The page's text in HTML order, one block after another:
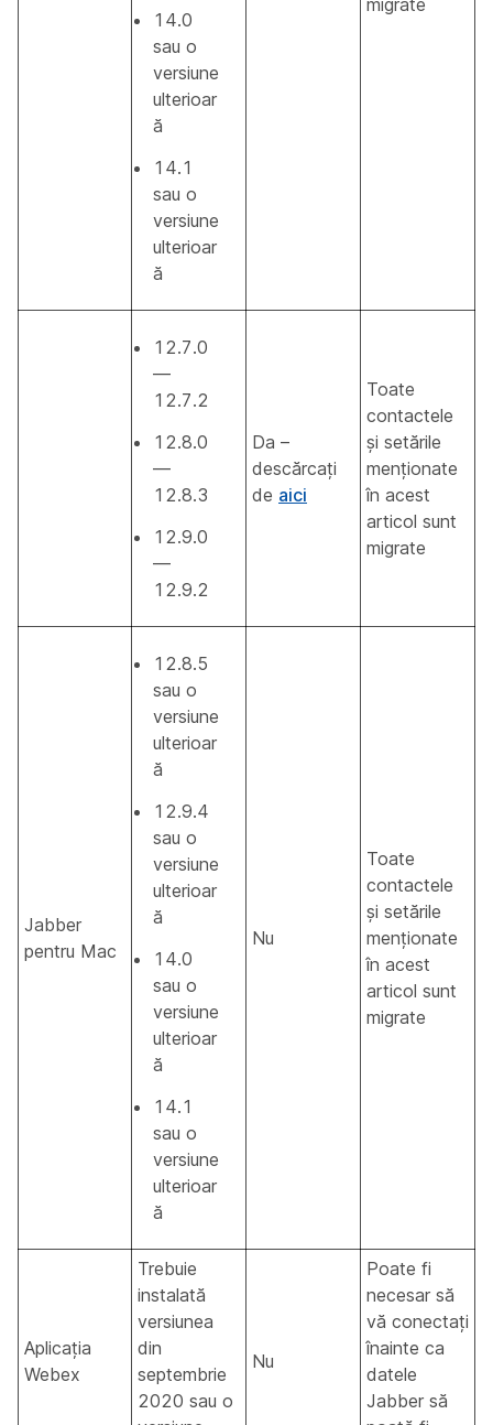
14.0
sau o
versiune
ulterioar
ă
14.1
sau o
versiune
ulterioar
ă
12.7.0
—
12.7.2
12.8.0
—
12.8.3
12.9.0
—
12.9.2
Da –
descărcați
de aici
Toate
contactele
și setările
menționate
în acest
articol sunt
migrate
Jabber
pentru Mac
12.8.5
sau o
versiune
ulterioar
ă
12.9.4
sau o
versiune
ulterioar
ă
14.0
sau o
versiune
ulterioar
ă
14.1
sau o
versiune
ulterioar
ă
Nu
Toate
contactele
și setările
menționate
în acest
articol sunt
migrate
Aplicația
Webex
Trebuie
instalată
versiunea
din
septembrie
2020 sau o
Nu
Poate fi
necesar să
vă conectați
înainte ca
datele
Jabber să